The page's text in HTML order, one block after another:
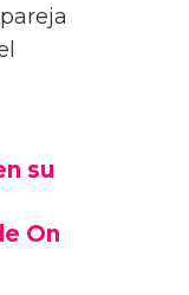
su
On